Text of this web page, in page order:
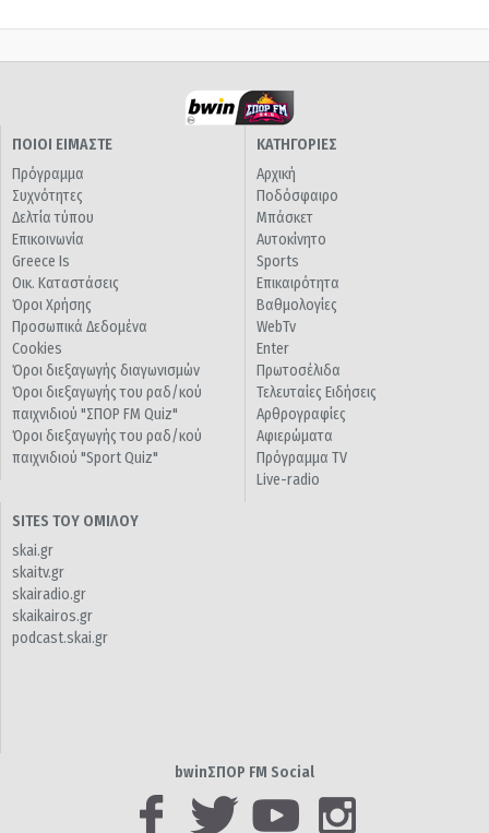
ΠΟΙΟΙ ΕΙΜΑΣΤΕ
Πρόγραμμα
Συχνότητες
Δελτία τύπου
Επικοινωνία
Greece Is
Οικ. Καταστάσεις
Όροι Χρήσης
Προσωπικά Δεδομένα
Cookies
Όροι διεξαγωγής διαγωνισμών
Όροι διεξαγωγής του ραδ/κού
παιχνιδιού "ΣΠΟΡ FM Quiz"
Όροι διεξαγωγής του ραδ/κού
παιχνιδιού "Sport Quiz"
ΚΑΤΗΓΟΡΙΕΣ
Αρχική
Ποδόσφαιρο
Μπάσκετ
Αυτοκίνητο
Sports
Επικαιρότητα
Βαθμολογίες
WebTv
Enter
Πρωτοσέλιδα
Τελευταίες Ειδήσεις
Αρθρογραφίες
Αφιερώματα
Πρόγραμμα TV
Live-radio
SITES ΤΟΥ ΟΜΙΛΟΥ
skai.gr
skaitv.gr
skairadio.gr
skaikairos.gr
podcast.skai.gr
bwinΣΠΟΡ FM Social